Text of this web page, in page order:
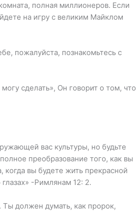
полная миллионеров. Если
на игру с великим Майклом
пожалуйста, познакомьтесь с
сделать», Он говорит о том, что
вас культуры, но будьте
преобразование того, как вы
когда вы будете жить прекрасной
-Римлянам 12: 2.
должен думать, как пророк,